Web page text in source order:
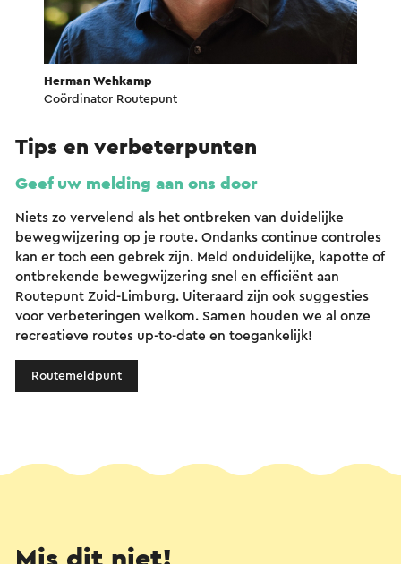
Herman Wehkamp
Coördinator Routepunt
Tips en verbeterpunten
Geef uw melding aan ons door
Niets zo vervelend als het ontbreken van duidelijke
bewegwijzering op je route. Ondanks continue controles
kan er toch een gebrek zijn. Meld onduidelijke, kapotte of
ontbrekende bewegwijzering snel en efficiënt aan
Routepunt Zuid-Limburg. Uiteraard zijn ook suggesties
voor verbeteringen welkom. Samen houden we al onze
recreatieve routes up-to-date en toegankelijk!
Routemeldpunt